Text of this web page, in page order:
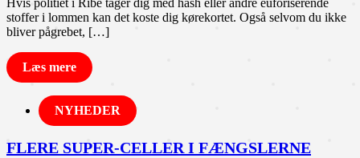
stoffer i lommen kan det koste dig kørekortet. Også selvom du ikke
bliver pågrebet, […]
Læs mere
NYHEDER
FLERE SUPER-CELLER I FÆNGSLERNE